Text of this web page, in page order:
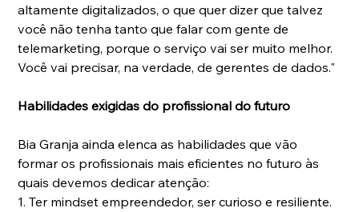
altamente digitalizados, o que quer dizer que talvez
você não tenha tanto que falar com gente de
telemarketing, porque o serviço vai ser muito melhor.
Você vai precisar, na verdade, de gerentes de dados."
Habilidades exigidas do profissional do futuro
Bia Granja ainda elenca as habilidades que vão
formar os profissionais mais eficientes no futuro às
quais devemos dedicar atenção:
1. Ter mindset empreendedor, ser curioso e resiliente.